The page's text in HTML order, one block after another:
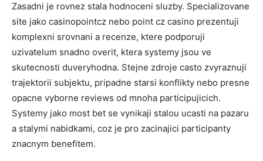
Zasadni je rovnez stala hodnoceni sluzby. Specializovane
site jako casinopointcz nebo point cz casino prezentuji
komplexni srovnani a recenze, ktere podporuji
uzivatelum snadno overit, ktera systemy jsou ve
skutecnosti duveryhodna. Stejne zdroje casto zvyraznuji
trajektorii subjektu, pripadne starsi konflikty nebo presne
opacne vyborne reviews od mnoha participujicich.
Systemy jako most bet se vynikaji stalou ucasti na pazaru
a stalymi nabidkami, coz je pro zacinajici participanty
znacnym benefitem.